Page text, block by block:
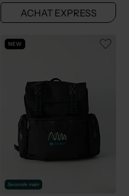
ACHAT EXPRESS
NEW
Seconde main